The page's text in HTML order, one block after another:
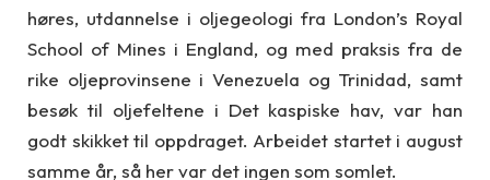
høres, utdannelse i oljegeologi fra London’s Royal
School of Mines i England, og med praksis fra de
rike oljeprovinsene i Venezuela og Trinidad, samt
besøk til oljefeltene i Det kaspiske hav, var han
godt skikket til oppdraget. Arbeidet startet i august
samme år, så her var det ingen som somlet.